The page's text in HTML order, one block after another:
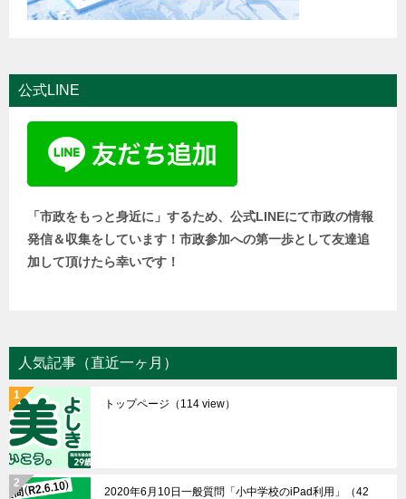
公式LINE
「市政をもっと身近に」するため、公式LINEにて市政の情報
発信＆収集をしています！市政参加への第一歩として友達追
加して頂けたら幸いです！
人気記事（直近一ヶ月）
トップページ （114 view）
2020年6月10日一般質問「小中学校のiPad利用」
（42